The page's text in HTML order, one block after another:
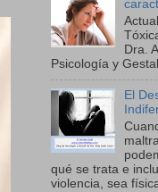
Dra.
Psicología y
El
qué se trata e
violencia, sea